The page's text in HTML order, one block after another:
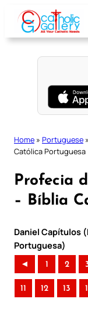
content
Home » Portuguese »
Católica Portuguesa
Profecia
– Bíblia
Daniel Capítulos
Portuguesa)
◄ 1 2
11 12 13